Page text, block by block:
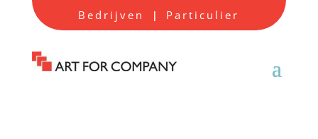
Bedrijven | Particulier